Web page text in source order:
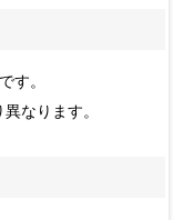
す。
なります。